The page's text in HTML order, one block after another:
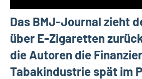
Das BMJ-Journal zieht
über E-Zigaretten
die Autoren die
Tabakindustrie spät im